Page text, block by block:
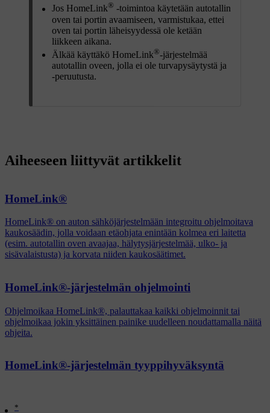
Jos HomeLink® -toimintoa käytetään autotallin
oven tai portin avaamiseen, varmistukaa, ettei
oven tai portin läheisyydessä ole ketään
liikkeen aikana.
Älkää käyttäkö HomeLink®-järjestelmää
autotallin oveen, jolla ei ole turvapysäytystä ja
-peruutusta.
*
Aiheeseen liittyvät artikkelit
HomeLink®
HomeLink® on auton sähköjärjestelmään integroitu ohjelmoitava
kaukosäädin, jolla voidaan etäohjata enintään kolmea eri laitetta
(esim. autotallin oven avaajaa, hälytysjärjestelmää, ulko- ja
sisävalaistusta) ja korvata niiden kaukosäätimet.
HomeLink®-järjestelmän ohjelmointi
Ohjelmoikaa HomeLink®, palauttakaa kaikki ohjelmoinnit tai
ohjelmoikaa jokin yksittäinen painike uudelleen noudattamalla näitä
ohjeita.
HomeLink®-järjestelmän tyyppihyväksyntä